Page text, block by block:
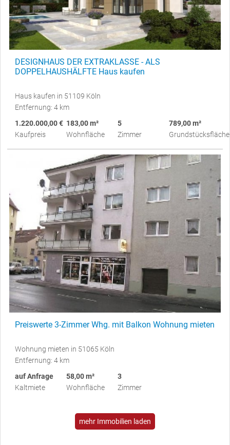
DESIGNHAUS DER EXTRAKLASSE - ALS
DOPPELHAUSHÄLFTE Haus kaufen
Haus kaufen in 51109 Köln
Entfernung: 4 km
1.220.000,00 €
Kaufpreis
183,00 m²
Wohnfläche
5
Zimmer
789,00 m²
Grundstücksfläche
Preiswerte 3-Zimmer Whg. mit Balkon Wohnung mieten
Wohnung mieten in 51065 Köln
Entfernung: 4 km
auf Anfrage
Kaltmiete
58,00 m²
Wohnfläche
3
Zimmer
mehr Immobilien laden